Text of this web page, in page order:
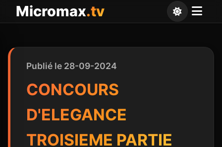
Micromax.tv
Publié le 28-09-2024
CONCOURS
D'ELEGANCE
TROISIEME PARTIE
Panneau de gestion des cookies